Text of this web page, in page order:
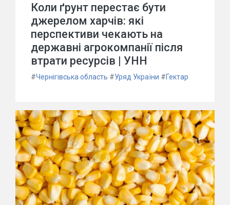
Коли ґрунт перестає бути
джерелом харчів: які
перспективи чекають на
державні агрокомпанії після
втрати ресурсів | УНН
#Чернігівська область #Уряд України #Гектар